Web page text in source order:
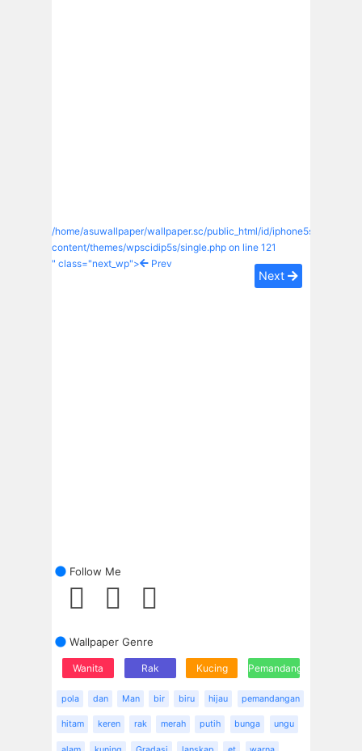
/home/asuwallpaper/wallpaper.sc/public_html/id/iphone5s/wp-
content/themes/wpscidip5s/single.php on line 121
" class="next_wp">
Prev
Next
Follow Me
Wallpaper Genre
Wanita Rak Kucing Pemandangan
pola dan Man bir biru hijau pemandangan
hitam keren rak merah putih bunga ungu